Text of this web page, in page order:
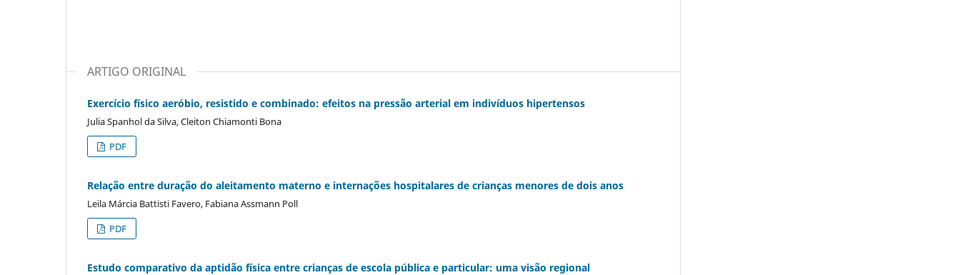
ARTIGO ORIGINAL
Exercício físico aeróbio, resistido e combinado: efeitos na pressão arterial em indivíduos hipertensos
Julia Spanhol da Silva, Cleiton Chiamonti Bona
PDF
Relação entre duração do aleitamento materno e internações hospitalares de crianças menores de dois anos
Leila Márcia Battisti Favero, Fabiana Assmann Poll
PDF
Estudo comparativo da aptidão física entre crianças de escola pública e particular: uma visão regional